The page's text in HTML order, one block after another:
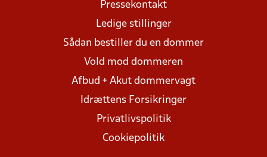
Pressekontakt
Ledige stillinger
Sådan bestiller du en dommer
Vold mod dommeren
Afbud + Akut dommervagt
Idrættens Forsikringer
Privatlivspolitik
Cookiepolitik